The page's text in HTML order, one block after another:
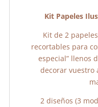
Kit Papeles
Kit de 2
recortables para
especial” llenos
decorar vuestro
2 diseños (3